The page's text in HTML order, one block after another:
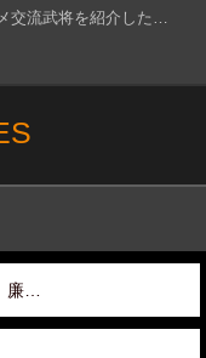
には可能性を感じ…
うか、なんか政治的…
版。 「無…
いのですが、コメ…
廉…